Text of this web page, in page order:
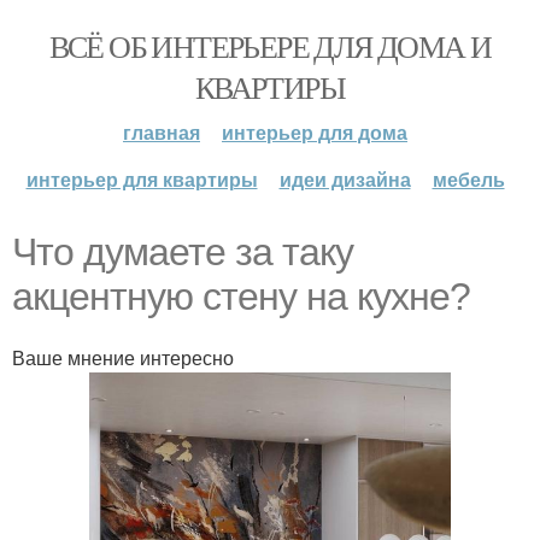
ВСЁ ОБ ИНТЕРЬЕРЕ ДЛЯ ДОМА И
КВАРТИРЫ
главная
интерьер для дома
интерьер для квартиры
идеи дизайна мебель
Что думаете за таку
акцентную стену на кухне?
Ваше мнение интересно